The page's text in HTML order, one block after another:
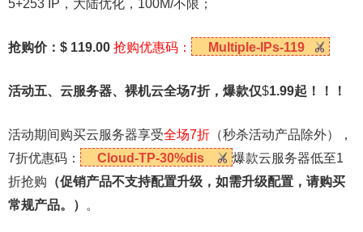
5+253 IP，大陆优化，100M/不限；
抢购价：$ 119.00 抢购优惠码： Multiple-IPs-119
活动五、云服务器、裸机云全场7折，爆款仅$1.99起！！！
活动期间购买云服务器享受全场7折 （秒杀活动产品除外），
7折优惠码：
Cloud-TP-30%dis
爆款云服务器低至1
折抢购 （促销产品不支持配置升级，如需升级配置，请购买
常规产品。）
。